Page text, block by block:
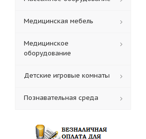
Медицинская мебель
Медицинское
оборудование
Детские игровые комнаты
Познавательная среда